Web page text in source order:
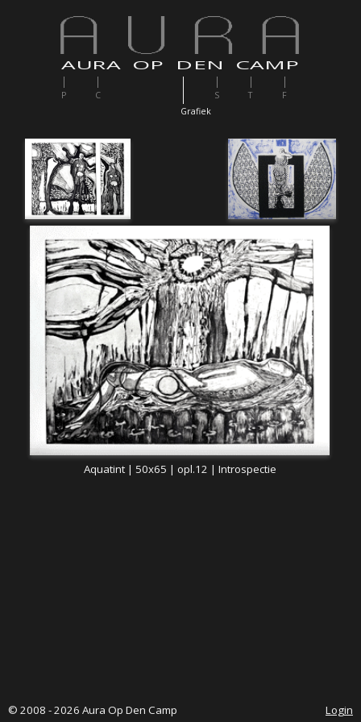
AURA OP DEN CAMP
P
C
Grafiek
S T F
Aquatint | 50x65 | opl.12 | Introspectie
© 2008 - 2026 Aura Op Den Camp Login